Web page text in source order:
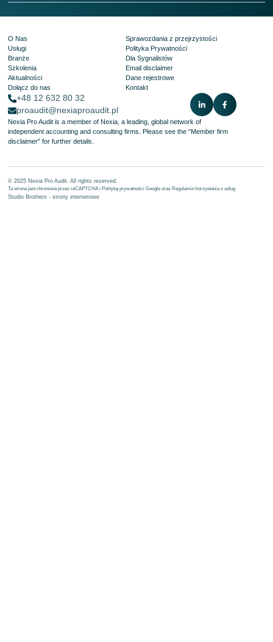
O Nas
Usługi
Branże
Szkolenia
Aktualności
Dołącz do nas
Sprawozdania z przejrzystości
Polityka Prywatności
Dla Sygnalistów
Email disclaimer
Dane rejestrowe
Kontakt
+48 12 632 80 32
proaudit@nexiaproaudit.pl
Nexia Pro Audit is a member of Nexia, a leading, global network of
independent accounting and consulting firms. Please see the“Member firm
disclaimer” for further details.
© 2025 Nexia Pro Audit. All rights reserved.
Ta strona jest chroniona przez reCAPTCHA i Politykę prywatności Google oraz Regulamin korzystania z usług
Studio Brothers - strony internetowe